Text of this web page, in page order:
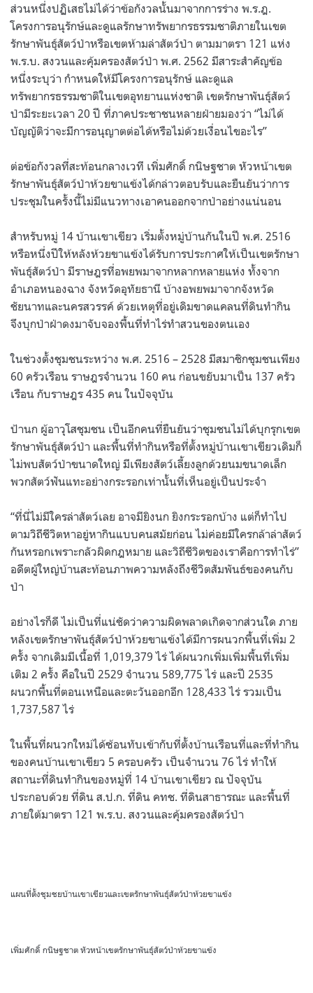
ส่วนหนึ่งปฏิเสธไม่ได้ว่าข้อกังวลนั้นมาจากการร่าง พ.ร.ฎ.
โครงการอนุรักษ์และดูแลรักษาทรัพยากรธรรมชาติภายในเขต
รักษาพันธุ์สัตว์ป่าหรือเขตห้ามล่าสัตว์ป่า ตามมาตรา 121 แห่ง
พ.ร.บ. สงวนและคุ้มครองสัตว์ป่า พ.ศ. 2562 มีสาระสำคัญข้อ
หนึ่งระบุว่า กำหนดให้มีโครงการอนุรักษ์ และดูแล
ทรัพยากรธรรมชาติในเขตอุทยานแห่งชาติ เขตรักษาพันธุ์สัตว์
ป่ามีระยะเวลา 20 ปี ที่ภาคประชาชนหลายฝ่ายมองว่า “ไม่ได้
บัญญัติว่าจะมีการอนุญาตต่อได้หรือไม่ด้วยเงื่อนไขอะไร”
ต่อข้อกังวลที่สะท้อนกลางเวที เพิ่มศักดิ์ กนิษฐชาต หัวหน้าเขต
รักษาพันธุ์สัตว์ป่าห้วยขาแข้งได้กล่าวตอบรับและยืนยันว่าการ
ประชุมในครั้งนี้ไม่มีแนวทางเอาคนออกจากป่าอย่างแน่นอน
สำหรับหมู่ 14 บ้านเขาเขียว เริ่มตั้งหมู่บ้านกันในปี พ.ศ. 2516
หรือหนึ่งปีให้หลังห้วยขาแข้งได้รับการประกาศให้เป็นเขตรักษา
พันธุ์สัตว์ป่า มีราษฎรที่อพยพมาจากหลากหลายแห่ง ทั้งจาก
อำเภอหนองฉาง จังหวัดอุทัยธานี บ้างอพยพมาจากจังหวัด
ชัยนาทและนครสวรรค์ ด้วยเหตุที่อยู่เดิมขาดแคลนที่ดินทำกิน
จึงบุกป่าฝ่าดงมาจับจองพื้นที่ทำไร่ทำสวนของตนเอง
ในช่วงตั้งชุมชนระหว่าง พ.ศ. 2516 – 2528 มีสมาชิกชุมชนเพียง
60 ครัวเรือน ราษฎรจำนวน 160 คน ก่อนขยับมาเป็น 137 ครัว
เรือน กับราษฎร 435 คน ในปัจจุบัน
ป้านก ผู้อาวุโสชุมชน เป็นอีกคนที่ยืนยันว่าชุมชนไม่ได้บุกรุกเขต
รักษาพันธุ์สัตว์ป่า และพื้นที่ทำกินหรือที่ตั้งหมู่บ้านเขาเขียวเดิมก็
ไม่พบสัตว์ป่าขนาดใหญ่ มีเพียงสัตว์เลี้ยงลูกด้วยนมขนาดเล็ก
พวกสัตว์ฟันแทะอย่างกระรอกเท่านั้นที่เห็นอยู่เป็นประจำ
“ที่นี่ไม่มีใครล่าสัตว์เลย อาจมียิงนก ยิงกระรอกบ้าง แต่ก็ทำไป
ตามวิถีชีวิตหาอยู่หากินแบบคนสมัยก่อน ไม่ค่อยมีใครกล้าล่าสัตว์
กันหรอกเพราะกลัวผิดกฎหมาย และวิถีชีวิตของเราคือการทำไร่”
อดีตผู้ใหญ่บ้านสะท้อนภาพความหลังถึงชีวิตสัมพันธ์ของคนกับ
ป่า
อย่างไรก็ดี ไม่เป็นที่แน่ชัดว่าความผิดพลาดเกิดจากส่วนใด ภาย
หลังเขตรักษาพันธุ์สัตว์ป่าห้วยขาแข้งได้มีการผนวกพื้นที่เพิ่ม 2
ครั้ง จากเดิมมีเนื้อที่ 1,019,379 ไร่ ได้ผนวกเพิ่มเพิ่มพื้นที่เพิ่ม
เติม 2 ครั้ง คือในปี 2529 จำนวน 589,775 ไร่ และปี 2535
ผนวกพื้นที่ตอนเหนือและตะวันออกอีก 128,433 ไร่ รวมเป็น
1,737,587 ไร่
ในพื้นที่ผนวกใหม่ได้ซ้อนทับเข้ากับที่ตั้งบ้านเรือนที่และที่ทำกิน
ของคนบ้านเขาเขียว 5 ครอบครัว เป็นจำนวน 76 ไร่ ทำให้
สถานะที่ดินทำกินของหมู่ที่ 14 บ้านเขาเขียว ณ ปัจจุบัน
ประกอบด้วย ที่ดิน ส.ป.ก. ที่ดิน คทช. ที่ดินสาธารณะ และพื้นที่
ภายใต้มาตรา 121 พ.ร.บ. สงวนและคุ้มครองสัตว์ป่า
แผนที่ตั้งชุมชยบ้านเขาเขียวและเขตรักษาพันธุ์สัตว์ป่าห้วยขาแข้ง
เพิ่มศักดิ์ กนิษฐชาต หัวหน้าเขตรักษาพันธุ์สัตว์ป่าห้วยขาแข้ง